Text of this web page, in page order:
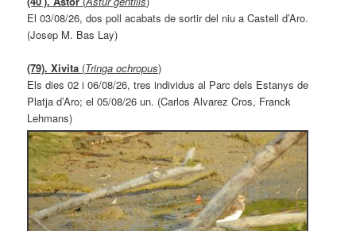
El 03/08/26, dos poll acabats de sortir del niu a Castell d’Aro.
(Josep M. Bas Lay)
(79). Xivita (Tringa ochropus)
Els dies 02 i 06/08/26, tres individus al Parc dels Estanys de
Platja d’Aro; el 05/08/26 un. (Carlos Alvarez Cros, Franck
Lehmans)